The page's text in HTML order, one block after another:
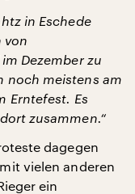
in Eschede
von
Dezember zu
noch meistens am
Erntefest. Es
zusammen.“
dagegen
vielen anderen
ein